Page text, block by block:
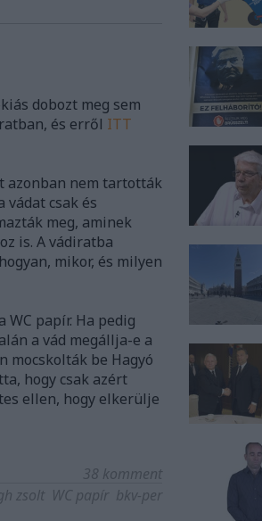
dobozt meg sem
és erről ITT
azonban nem tartották
vádat csak és
meg, aminek
is. A vádiratba
mikor, és milyen
papír. Ha pedig
a vád megállja-e a
mocskolták be Hagyó
hogy csak azért
ellen, hogy elkerülje
38 komment
zsolt WC papír bkv-per